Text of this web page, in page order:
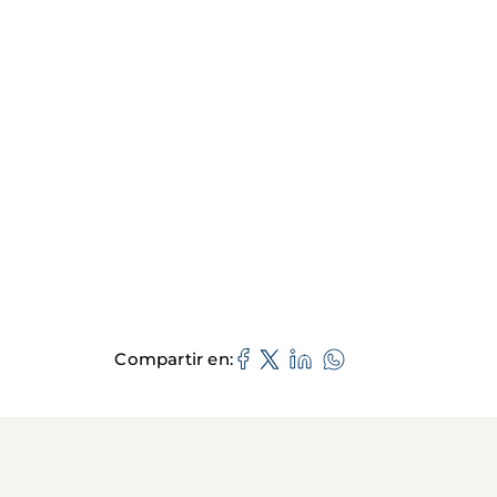
Compartir en